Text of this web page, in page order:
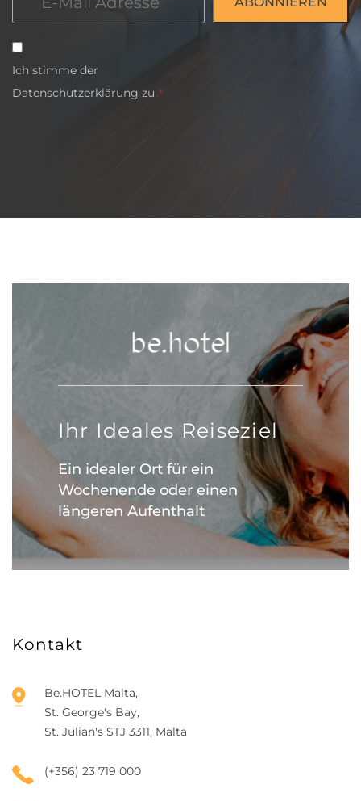
Einwilligung
*
Ich stimme der
Datenschutzerklärung zu .*
Ihr Ideales Reiseziel
Ein idealer Ort für ein
Wochenende oder einen
längeren Aufenthalt
Kontakt
Be.HOTEL Malta,
St. George's Bay,
St. Julian's STJ 3311, Malta
(+356) 23 719 000